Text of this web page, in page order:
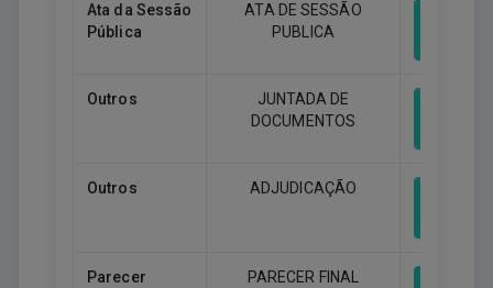
Ata da Sessão
Pública
ATA DE SESSÃO
PUBLICA
Outros
JUNTADA DE
DOCUMENTOS
Outros ADJUDICAÇÃO
Parecer
PARECER FINAL